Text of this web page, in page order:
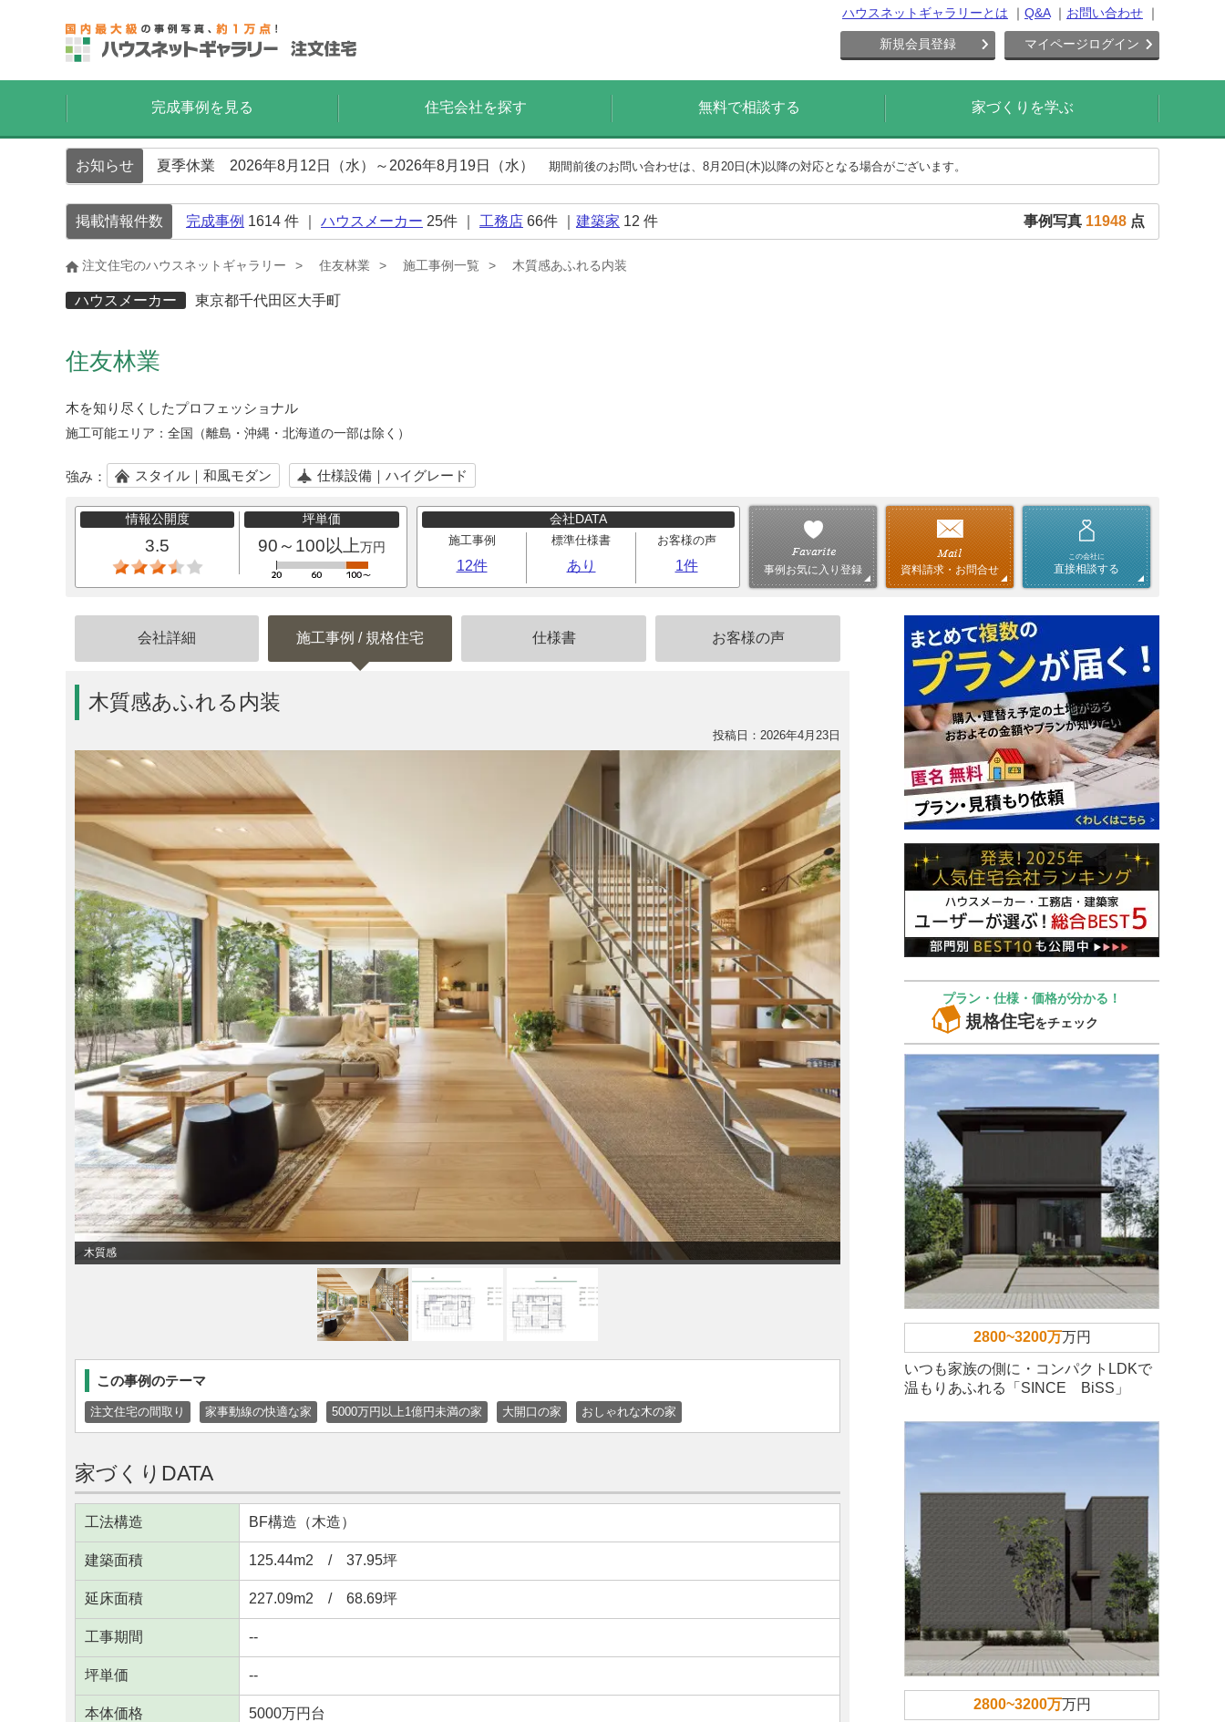
ハウスネットギャラリーとは Q&A お問い合わせ
新規会員登録 マイページログイン
完成事例を見る 住宅会社を探す 無料で相談する 家づくりを学ぶ
お知らせ 夏季休業 2026年8月12日（水）～2026年8月19日（水） 期間前後のお問い合わせは、8月20日(木)以降の対応となる場合がございます。
掲載情報件数 完成事例 1614 件 ｜ ハウスメーカー 25件 ｜ 工務店 66件 ｜ 建築家 12 件 事例写真 11948 点
注文住宅のハウスネットギャラリー 住友林業 施工事例一覧 木質感あふれる内装
ハウスメーカー 東京都千代田区大手町
住友林業
木を知り尽くしたプロフェッショナル
施工可能エリア： 全国（離島・沖縄・北海道の一部は除く）
強み： スタイル｜和風モダン 仕様設備｜ハイグレード
情報公開度
3.5
坪単価
90～100以上万円
会社DATA
施工事例
12件
標準仕様書
あり
お客様の声
1件 事例お気に入り登録 資料請求・お問合せ
この会社に
直接相談する
会社詳細 施工事例 / 規格住宅 仕様書 お客様の声
木質感あふれる内装
投稿日：2026年4月23日
木質感
この事例のテーマ
注文住宅の間取り 家事動線の快適な家 5000万円以上1億円未満の家 大開口の家 おしゃれな木の家
家づくりDATA
工法構造 BF構造（木造）
建築面積 125.44m2 / 37.95坪
延床面積 227.09m2 / 68.69坪
工事期間 --
坪単価 --
本体価格 5000万円台
プラン・仕様・価格が分かる！
規格住宅をチェック
2800~3200万万円
いつも家族の側に・コンパクトLDKで
温もりあふれる「SINCE BiSS」
2800~3200万万円